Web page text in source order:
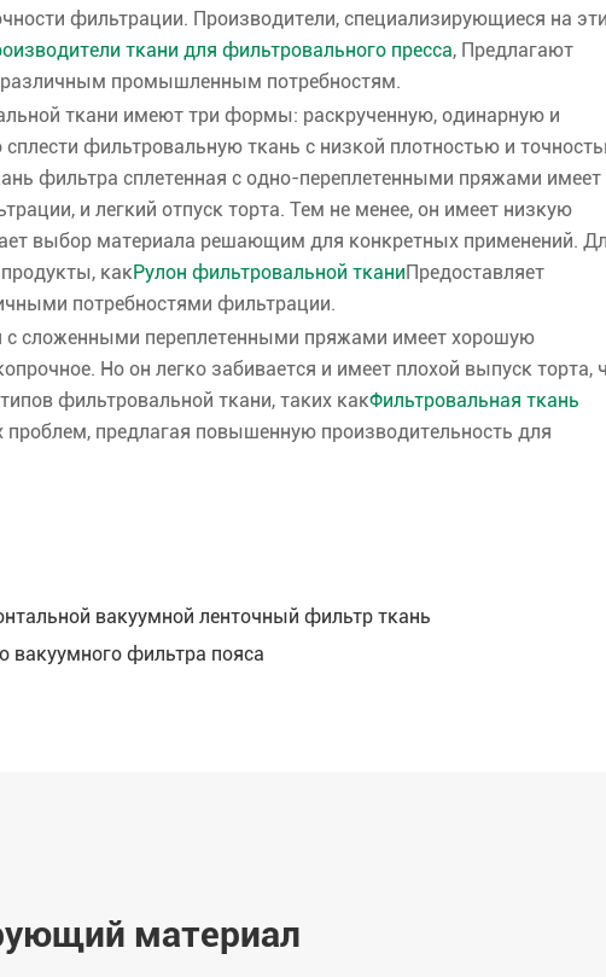
фильтрации. Производители, специализирующиеся на
ткани для фильтровального пресса, Предлагают
промышленным потребностям.
ткани имеют три формы: раскрученную, одинарную и
фильтровальную ткань с низкой плотностью и
фильтра сплетенная с одно-переплетенными пряжами имеет
и легкий отпуск торта. Тем не менее, он имеет низкую
выбор материала решающим для конкретных применений.
какРулон фильтровальной тканиПредоставляет
потребностями фильтрации.
с сложенными переплетенными пряжами имеет хорошую
Но он легко забивается и имеет плохой выпуск торта,
фильтровальной ткани, таких какФильтровальная ткань
предлагая повышенную производительность для
вакуумной ленточный фильтр ткань
вакуумного фильтра пояса
материал